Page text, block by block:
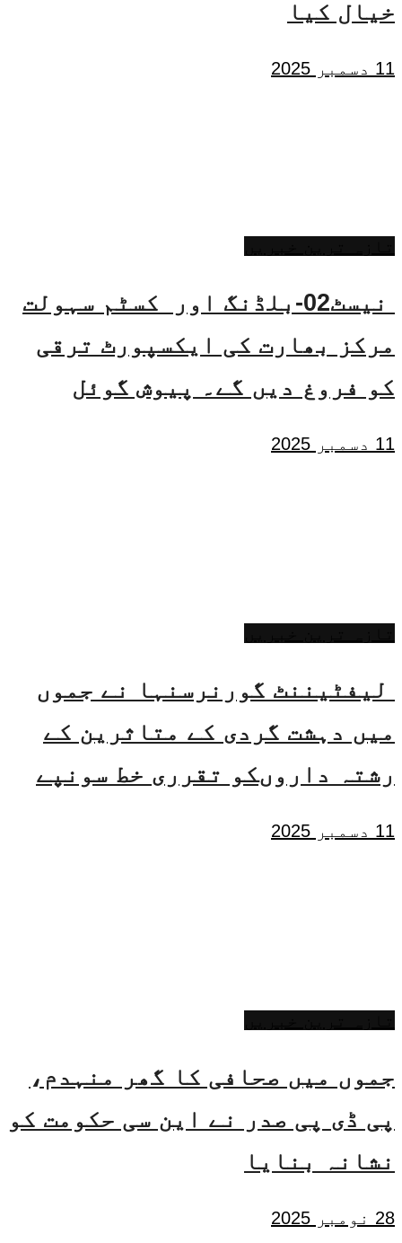
خیال کیا
11 دسمبر 2025
نیسٹ02-بلڈنگ اور کسٹم سہولت
مرکز بھارت کی ایکسپورٹ ترقی
کو فروغ دیں گے۔ پیوش گوئل
11 دسمبر 2025
لیفٹیننٹ گورنرسنہا نے جموں
میں دہشت گردی کے متاثرین کے
رشتہ داروںکو تقرری خط سونپے
11 دسمبر 2025
جموں میں صحافی کا گھر منہدم،
پی ڈی پی صدر نے این سی حکومت کو
نشانہ بنایا
28 نومبر 2025